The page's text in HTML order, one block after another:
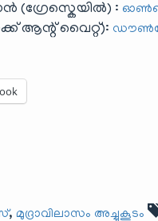
(ഗ്രേ‌സ്കെയിൽ) :
ആന്റ് വൈറ്റ്):
, മുദ്രാവിലാസം അച്ചുകൂടം